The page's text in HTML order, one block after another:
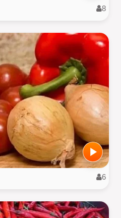
8
6